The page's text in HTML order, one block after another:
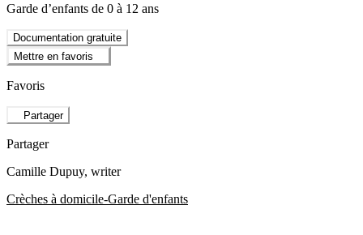
Garde d’enfants de 0 à 12 ans
Documentation gratuite
Mettre en favoris
Favoris
Partager
Partager
Camille Dupuy, writer
Crèches à domicile-Garde d'enfants